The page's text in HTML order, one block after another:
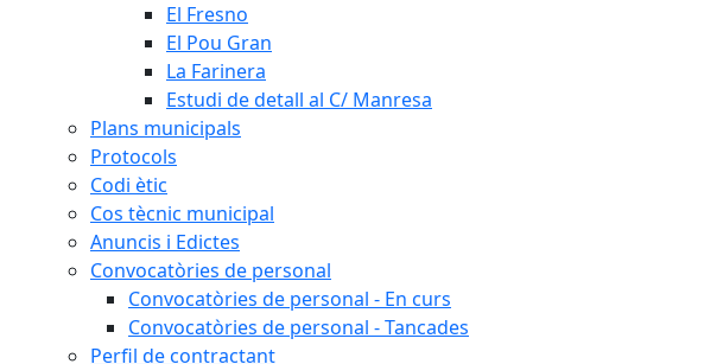
El Fresno
El Pou Gran
La Farinera
Estudi de detall al C/ Manresa
Plans municipals
Protocols
Codi ètic
Cos tècnic municipal
Anuncis i Edictes
Convocatòries de personal
Convocatòries de personal - En curs
Convocatòries de personal - Tancades
Perfil de contractant